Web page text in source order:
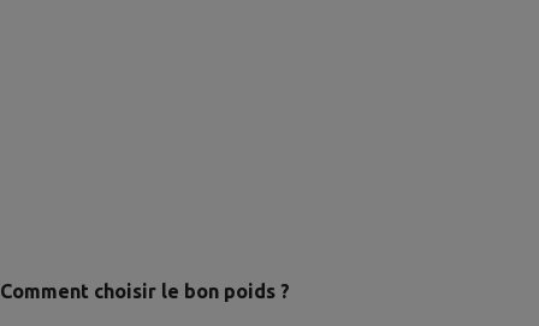
Comment choisir le bon poids ?